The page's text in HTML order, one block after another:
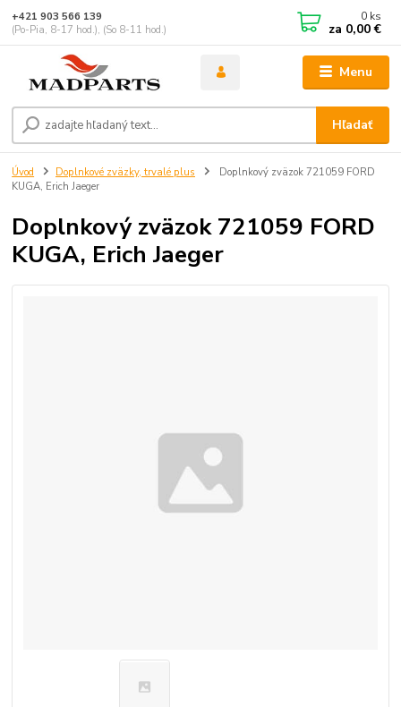
Menu
Hľadať
+421 903 566 139
(Po-Pia, 8-17 hod.), (So 8-11 hod.)
0 ks
za 0,00 €
Úvod Doplnkové zväzky, trvalé plus
Doplnkový zväzok 721059 FORD
KUGA, Erich Jaeger
Doplnkový zväzok 721059 FORD
KUGA, Erich Jaeger